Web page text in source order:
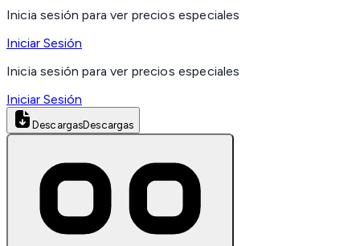
Inicia sesión para ver precios especiales
Iniciar Sesión
Inicia sesión para ver precios especiales
Iniciar Sesión
DescargasDescargas